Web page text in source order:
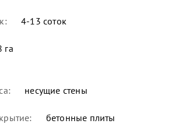
4-13 соток
га
несущие стены
бетонные плиты